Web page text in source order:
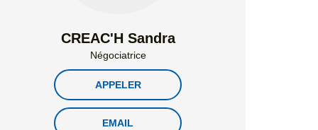
CREAC'H Sandra
Négociatrice
APPELER
EMAIL